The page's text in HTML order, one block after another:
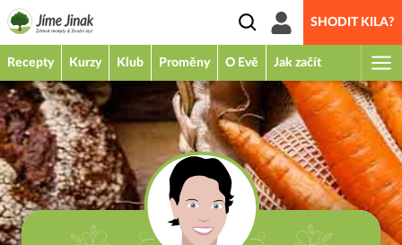
SHODIT KILA?
Recepty Kurzy Klub Proměny O Evě Jak začít